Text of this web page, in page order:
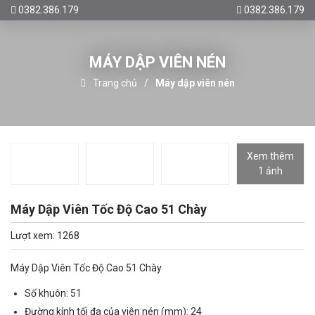
0382.386.179 0382.386.179
MÁY DẬP VIÊN NÉN
Trang chủ Máy dập viên nén
Xem thêm
1 ảnh
Máy Dập Viên Tốc Độ Cao 51 Chày
Lượt xem: 1268
Máy Dập Viên Tốc Độ Cao 51 Chày
Số khuôn: 51
Đường kính tối đa của viên nén (mm): 24